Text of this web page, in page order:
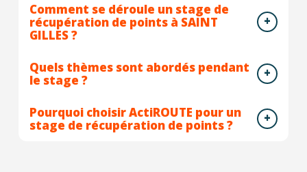
Comment se déroule un stage de
récupération de points à SAINT
GILLES ?
Quels thèmes sont abordés pendant
le stage ?
Pourquoi choisir ActiROUTE pour un
stage de récupération de points ?